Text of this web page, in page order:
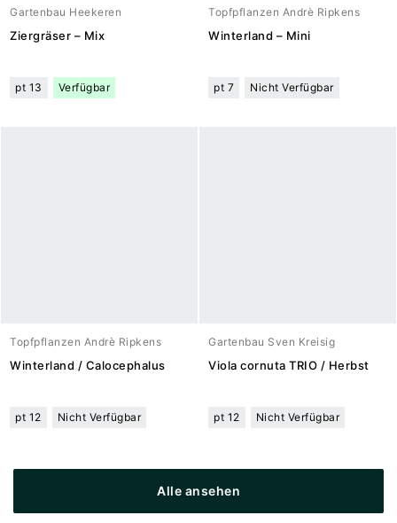
Gartenbau Heekeren
Ziergräser – Mix
pt 13 Verfügbar
Topfpflanzen Andrè Ripkens
Winterland – Mini
pt 7 Nicht Verfügbar
Topfpflanzen Andrè Ripkens
Winterland / Calocephalus
pt 12 Nicht Verfügbar
Gartenbau Sven Kreisig
Viola cornuta TRIO / Herbst
pt 12 Nicht Verfügbar
Alle ansehen